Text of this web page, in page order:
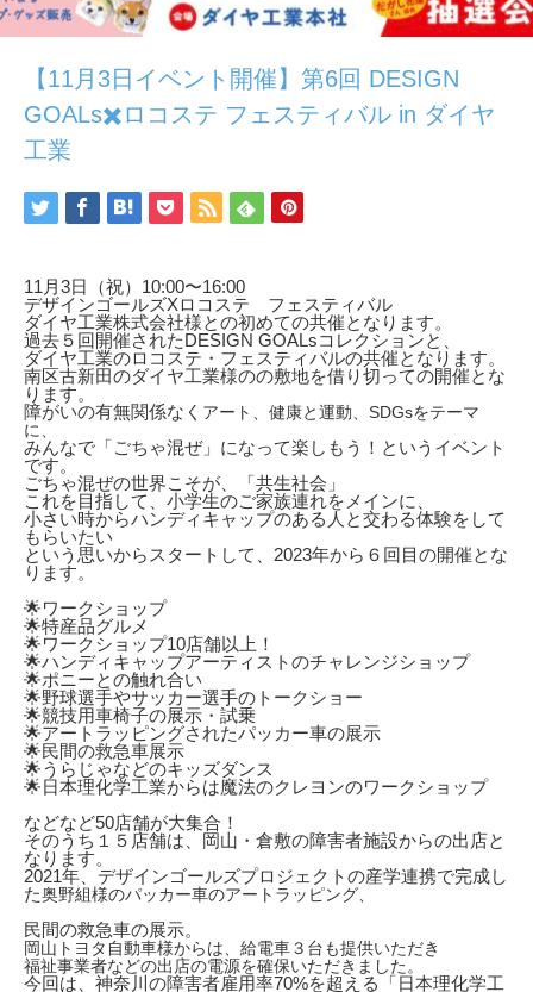
【11月3日イベント開催】第6回 DESIGN
GOALs✖️ロコステ フェスティバル in ダイヤ
工業
11月3日（祝）10:00〜16:00
デザインゴールズXロコステ フェスティバル
ダイヤ工業株式会社様との初めての共催となります。
過去５回開催されたDESIGN GOALsコレクションと、
ダイヤ工業のロコステ・フェスティバルの共催となります。
南区古新田のダイヤ工業様のの敷地を借り切っての開催とな
ります。
障がいの有無関係なく アート、健康と運動、SDGsをテーマ
に、
みんなで「ごちゃ混ぜ」になって楽しもう！というイベント
です。
ごちゃ混ぜの世界こそが、「共生社会」
これを目指して、小学生のご家族連れをメインに、
小さい時からハンディキャップのある人と交わる体験をして
もらいたい
という思いからスタートして、2023年から６回目の開催とな
ります。
🌟ワークショップ
🌟特産品グルメ
🌟ワークショップ10店舗以上！
🌟ハンディキャップアーティストのチャレンジショップ
🌟ポニーとの触れ合い
🌟野球選手やサッカー選手のトークショー
🌟競技用車椅子の展示・試乗
🌟アートラッピングされたパッカー車の展示
🌟民間の救急車展示
🌟うらじゃなどのキッズダンス
🌟日本理化学工業からは魔法のクレヨンのワークショップ
などなど50店舗が大集合！
そのうち１５店舗は、岡山・倉敷の障害者施設からの出店と
なります。
2021年、デザインゴールズプロジェクトの産学連携で完成し
た奥野組様のパッカー車のアートラッピング、
民間の救急車の展示。
岡山トヨタ自動車様からは、 給電車３台も提供いただき
福祉事業者などの出店の電源を確保いただきました。
今回は、神奈川の障害者雇用率70%を超える「日本理化学工